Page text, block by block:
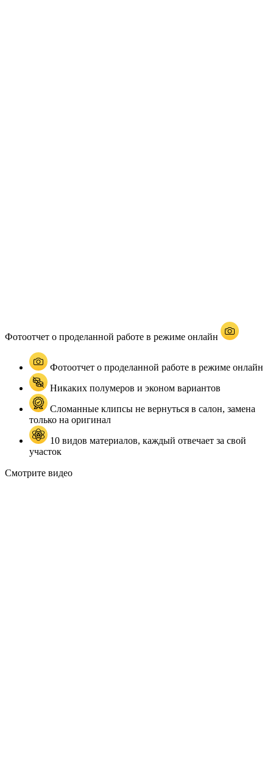
Фотоотчет о проделанной работе в режиме онлайн
Фотоотчет о проделанной работе в режиме онлайн
Никаких полумеров и эконом вариантов
Сломанные клипсы не вернуться в салон, замена
только на оригинал
10 видов материалов, каждый отвечает за свой
участок
Смотрите видео